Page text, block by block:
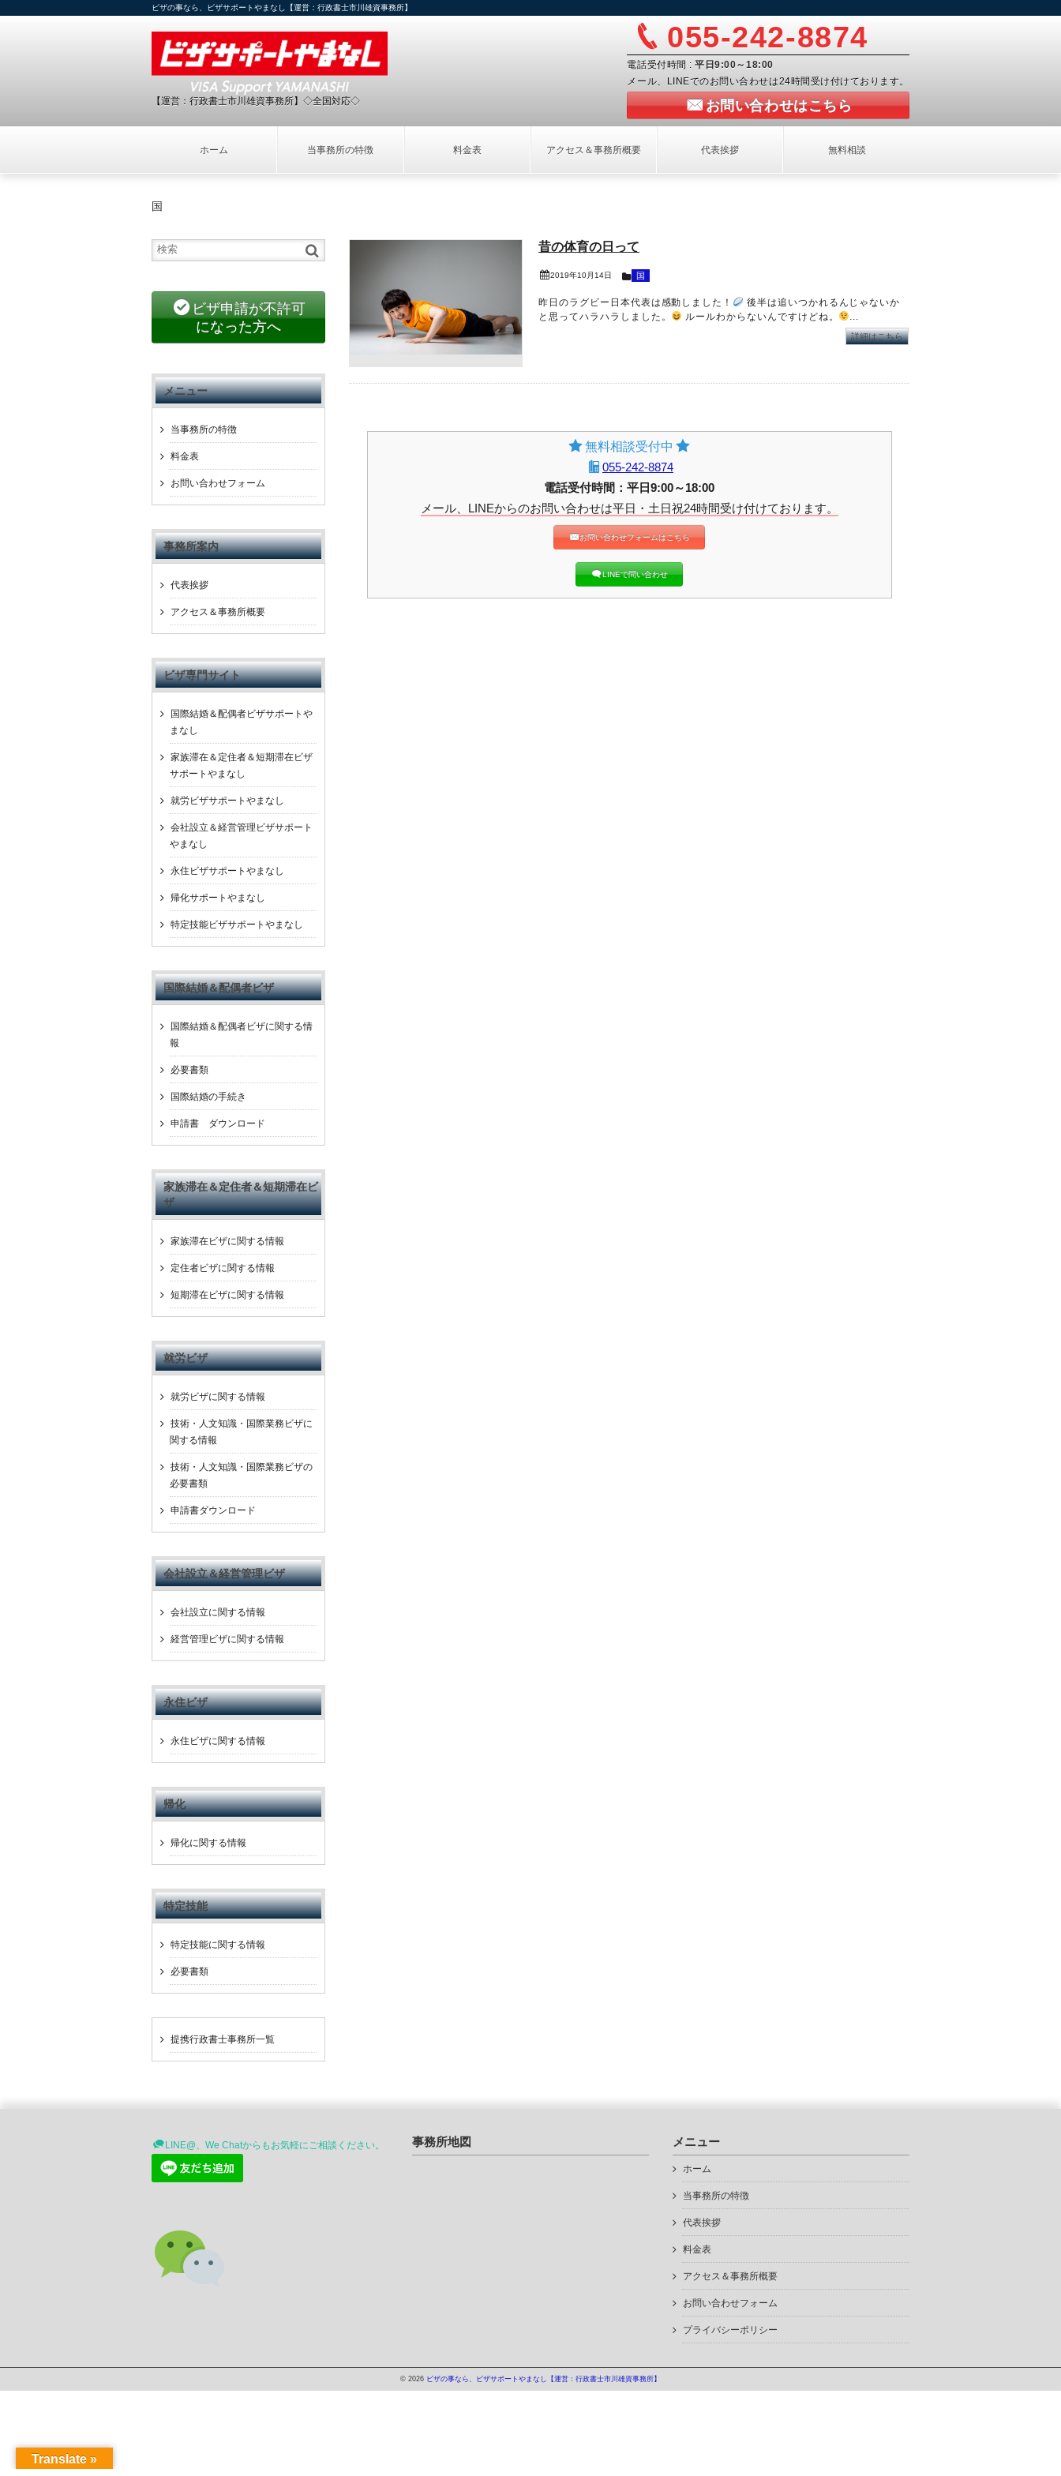
ビザの事なら、ビザサポートやまなし【運営：行政書士市川雄資事務所】
【運営：行政書士市川雄資事務所】◇全国対応◇
055-242-8874
電話受付時間 :平日9:00～18:00
メール、LINEでのお問い合わせは24時間受け付けております。
お問い合わせはこちら
ホーム 当事務所の特徴 料金表 アクセス＆事務所概要 代表挨拶 無料相談
国
昔の体育の日って
2019年10月14日 国
昨日のラグビー日本代表は感動しました！
後半は追いつかれるんじゃないか
と思ってハラハラしました。
ルールわからないんですけどね。 ...
詳細はこちら
無料相談受付中
055-242-8874
電話受付時間：平日9:00～18:00
メール、LINEからのお問い合わせは平日・土日祝24時間受け付けております。
お問い合わせフォームはこちら
LINEで問い合わせ
ビザ申請が不許可
になった方へ
メニュー
当事務所の特徴
料金表
お問い合わせフォーム
事務所案内
代表挨拶
アクセス＆事務所概要
ビザ専門サイト
国際結婚＆配偶者ビザサポートや
まなし
家族滞在＆定住者＆短期滞在ビザ
サポートやまなし
就労ビザサポートやまなし
会社設立＆経営管理ビザサポート
やまなし
永住ビザサポートやまなし
帰化サポートやまなし
特定技能ビザサポートやまなし
国際結婚＆配偶者ビザ
国際結婚＆配偶者ビザに関する情
報
必要書類
国際結婚の手続き
申請書 ダウンロード
家族滞在＆定住者＆短期滞在ビ
ザ
家族滞在ビザに関する情報
定住者ビザに関する情報
短期滞在ビザに関する情報
就労ビザ
就労ビザに関する情報
技術・人文知識・国際業務ビザに
関する情報
技術・人文知識・国際業務ビザの
必要書類
申請書ダウンロード
会社設立＆経営管理ビザ
会社設立に関する情報
経営管理ビザに関する情報
永住ビザ
永住ビザに関する情報
帰化
帰化に関する情報
特定技能
特定技能に関する情報
必要書類
提携行政書士事務所一覧
LINE@、We Chatからもお気軽にご相談ください。 事務所地図 メニュー
ホーム
当事務所の特徴
代表挨拶
料金表
アクセス＆事務所概要
お問い合わせフォーム
プライバシーポリシー
© 2026 ビザの事なら、ビザサポートやまなし【運営：行政書士市川雄資事務所】
Translate »